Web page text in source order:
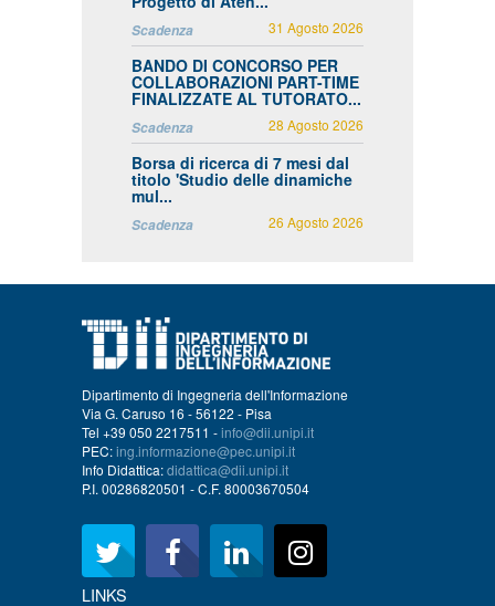
Scadenza 31 Agosto 2026
BANDO DI CONCORSO PER
COLLABORAZIONI PART-TIME
FINALIZZATE AL TUTORATO...
Scadenza 28 Agosto 2026
Borsa di ricerca di 7 mesi dal
titolo 'Studio delle dinamiche
mul...
Scadenza 26 Agosto 2026
Dipartimento di Ingegneria dell'Informazione
Via G. Caruso 16 - 56122 - Pisa
Tel +39 050 2217511 -info@dii.unipi.it
PEC:ing.informazione@pec.unipi.it
Info Didattica:didattica@dii.unipi.it
P.I. 00286820501 - C.F. 80003670504
LINKS